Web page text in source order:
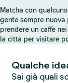
Matcha con
gente sempre
prendere un caffè
la città per visitare
Qualche
Sai già quali